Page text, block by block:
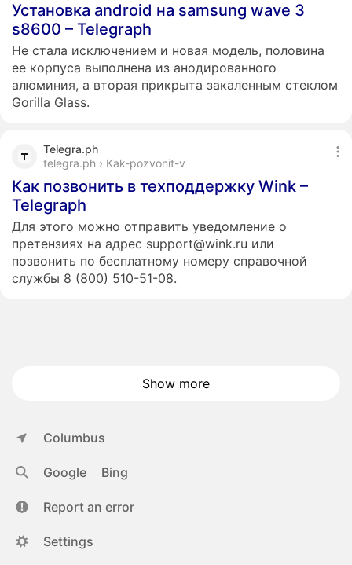
Установка android на samsung wave 3
s8600 – Telegraph
Не стала исключением и новая модель, половина
ее корпуса выполнена из анодированного
алюминия, а вторая прикрыта закаленным стеклом
Gorilla Glass.
Telegra.ph
telegra.ph › Kak-pozvonit-v
Как позвонить в техподдержку Wink –
Telegraph
Для этого можно отправить уведомление о
претензиях на адрес support@wink.ru или
позвонить по бесплатному номеру справочной
службы 8 (800) 510-51-08.
Show more
Columbus
Google Bing
Report an error
Settings